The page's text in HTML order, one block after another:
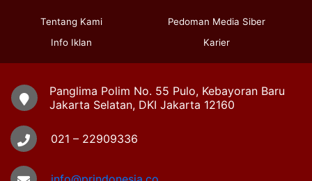
Tentang Kami
Info Iklan
Pedoman Media Siber
Karier
Panglima Polim No. 55 Pulo, Kebayoran Baru
Jakarta Selatan, DKI Jakarta 12160
021 – 22909336